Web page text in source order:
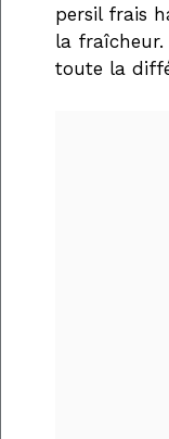
persil frais
la fraîcheur.
toute la